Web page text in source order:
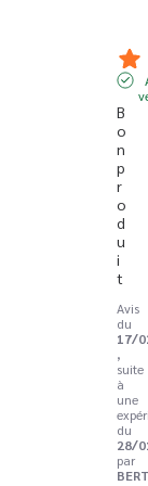
B
o
n
p
r
o
d
u
i
t
Avis
du
17/
,
suite
à
une
du
28/
par